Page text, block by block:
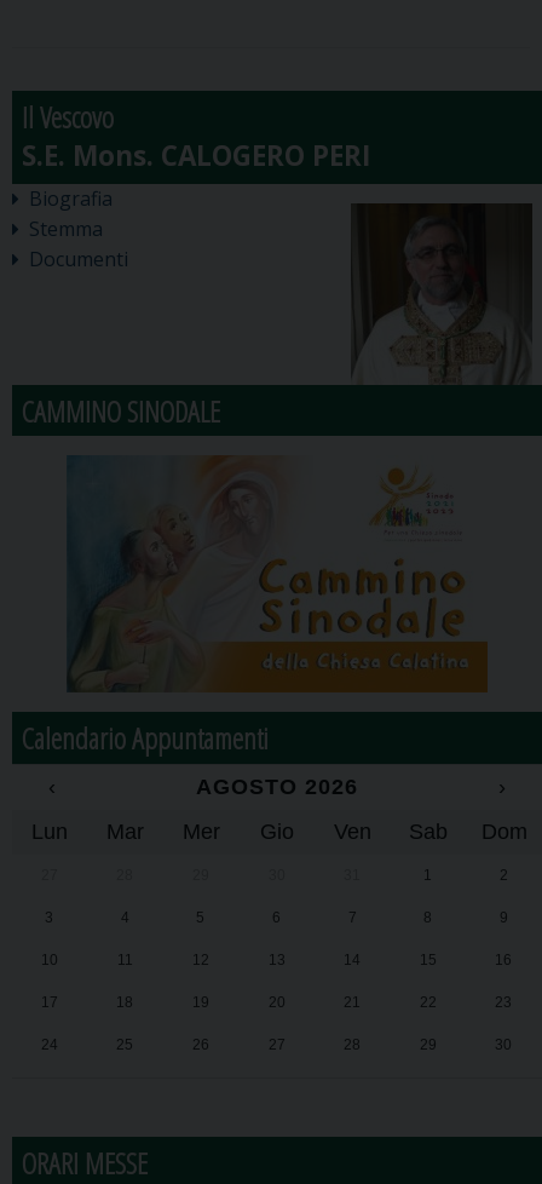
Il Vescovo
Biografia
Stemma
Documenti
CAMMINO SINODALE
Calendario Appuntamenti
‹ AGOSTO 2026
›
Lun
Mar Mer Gio Ven Sab Dom
1 2
3 4 5 6 7 8 9
10 11 12 13 14 15 16
17 18 19 20 21 22 23
24 25 26 27 28 29 30
ORARI MESSE